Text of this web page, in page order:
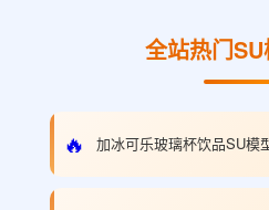
全站热门
🔥 加冰可乐玻璃杯饮品SU模